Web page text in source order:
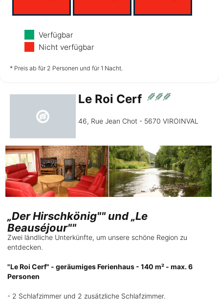
Dienstag
11.08.
nicht verfügbar nicht verfügbar
Freitag
Verfügbar
Nicht verfügbar
* Preis ab für 2 Personen und für 1 Nacht.
Le Roi Cerf
46, Rue Jean Chot - 5670 VIROINVAL
„Der Hirschkönig"" und „Le
Beauséjour""
Zwei ländliche Unterkünfte, um unsere schöne Region zu
entdecken.
"Le Roi Cerf" - geräumiges Ferienhaus - 140 m² - max. 6
Personen
- 2 Schlafzimmer und 2 zusätzliche Schlafzimmer.